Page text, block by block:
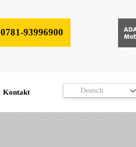
0781-93996900
Kontakt